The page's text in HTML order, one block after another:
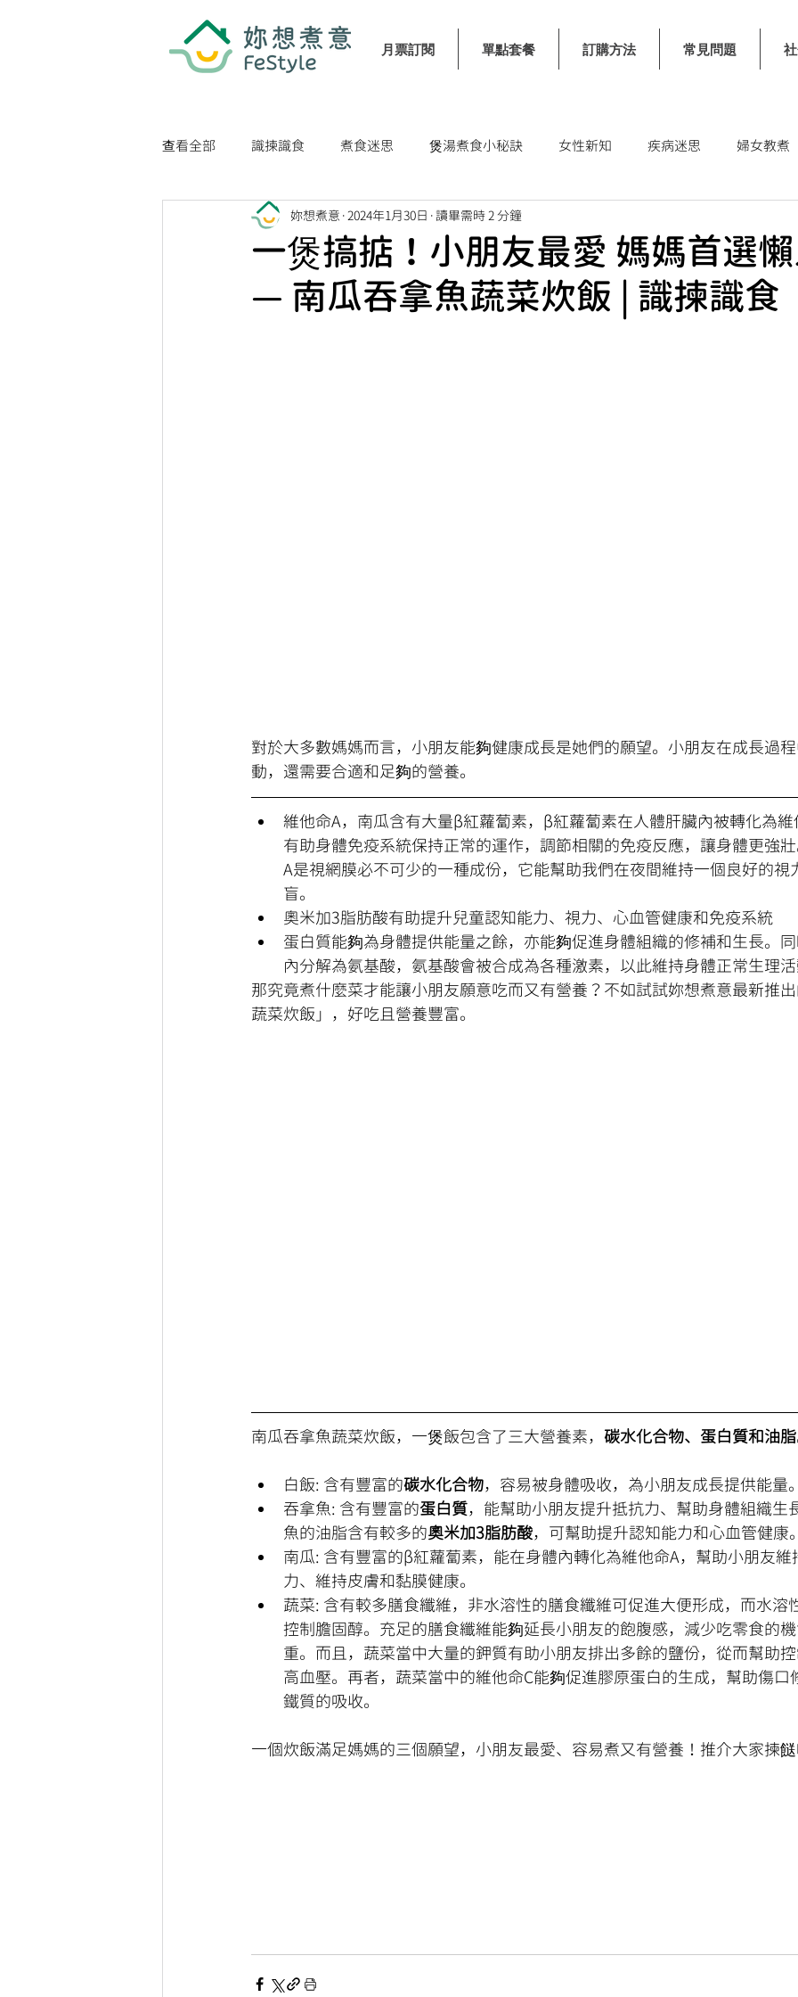
月票訂閱 單點套餐 訂購方法 常見問題
查看全部 識揀識食 煮食迷思 煲湯煮食小秘訣 女性新知 疾病迷思 婦女教煮
家居生活小貼士 健康生活貼士
一煲搞掂！小朋友最愛 媽媽首選
— 南瓜吞拿魚蔬菜炊飯 | 識揀識食
妳想煮意 2024年1月30日 讀畢需時 2 分鐘
對於大多數媽媽而言，小朋友能夠健康成長是她們的願望。小朋友在成長過
動，還需要合適和足夠的營養。
維他命A，南瓜含有大量β紅蘿蔔素，β紅蘿蔔素在人體肝臟內被轉化為
有助身體免疫系統保持正常的運作，調節相關的免疫反應，讓身體更強
A是視網膜必不可少的一種成份，它能幫助我們在夜間維持一個良好的視
盲。
奧米加3脂肪酸有助提升兒童認知能力、視力、心血管健康和免疫系統
蛋白質能夠為身體提供能量之餘，亦能夠促進身體組織的修補和生長。
內分解為氨基酸，氨基酸會被合成為各種激素，以此維持身體正常生理活
那究竟煮什麼菜才能讓小朋友願意吃而又有營養？不如試試妳想煮意最新推
蔬菜炊飯」，好吃且營養豐富。
南瓜吞拿魚蔬菜炊飯，一煲飯包含了三大營養素， 碳水化合物、蛋白質和油脂
白飯: 含有豐富的碳水化合物，容易被身體吸收，為小朋友成長提供能量。
吞拿魚: 含有豐富的蛋白質，能幫助小朋友提升抵抗力、幫助身體組織生
魚的油脂含有較多的奧米加3脂肪酸，可幫助提升認知能力和心血管健康。
南瓜: 含有豐富的β紅蘿蔔素，能在身體內轉化為維他命A，幫助小朋友
力、維持皮膚和黏膜健康。
蔬菜: 含有較多膳食纖維，非水溶性的膳食纖維可促進大便形成，而水溶
控制膽固醇。充足的膳食纖維能夠延長小朋友的飽腹感，減少吃零食的
重。而且，蔬菜當中大量的鉀質有助小朋友排出多餘的鹽份，從而幫助
高血壓。再者，蔬菜當中的維他命C能夠促進膠原蛋白的生成，幫助傷口
鐵質的吸收。
一個炊飯滿足媽媽的三個願望，小朋友最愛、容易煮又有營養！推介大家揀